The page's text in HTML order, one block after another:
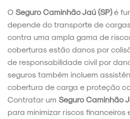
O Seguro Caminhão Jaú (SP)é
depende do transporte de
contra uma ampla gama de
coberturas estão danos por
de responsabilidade civil por
seguros também incluem
cobertura de carga e proteção
Contratar um Seguro Caminhão
para minimizar riscos financeiros